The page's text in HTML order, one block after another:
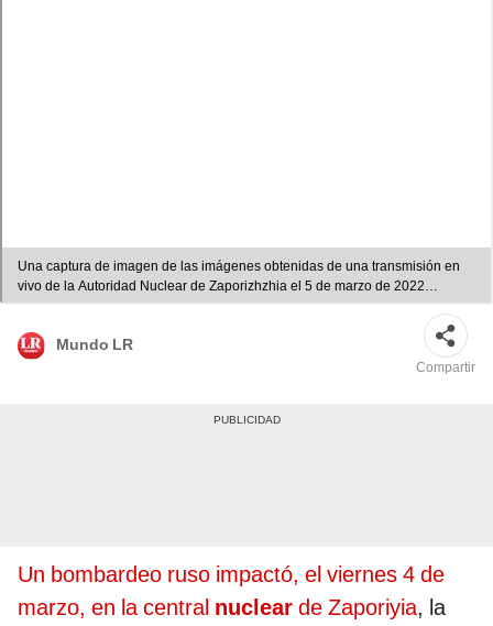
Una captura de imagen de las imágenes obtenidas de una transmisión en
vivo de la Autoridad Nuclear de Zaporizhzhia el 5 de marzo de 2022
muestra múltiples explosiones. Foto y Video: AFP
Mundo LR
Compartir
Un bombardeo ruso impactó, el viernes 4 de
marzo, en la central nuclear de Zaporiyia, la